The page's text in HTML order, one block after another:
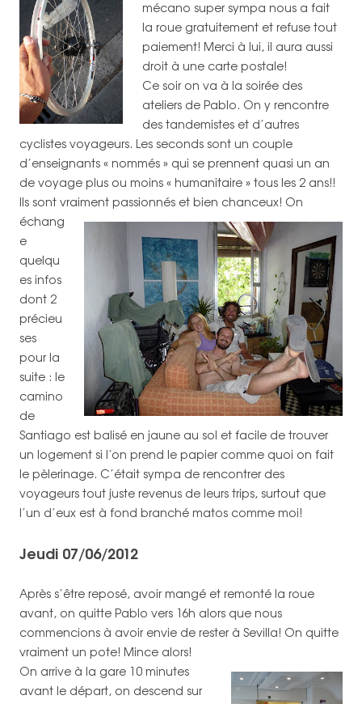
mécano super sympa nous a fait
la roue gratuitement et refuse tout
paiement! Merci à lui, il aura aussi
droit à une carte postale!
Ce soir on va à la soirée des
ateliers de Pablo. On y rencontre
des tandemistes et d’autres
cyclistes voyageurs. Les seconds sont un couple
d’enseignants « nommés » qui se prennent quasi un an
de voyage plus ou moins « humanitaire » tous les 2 ans!!
Ils sont vraiment passionnés et bien chanceux! On
échang
e
quelqu
es infos
dont 2
précieu
ses
pour la
suite : le
camino
de
Santiago est balisé en jaune au sol et facile de trouver
un logement si l’on prend le papier comme quoi on fait
le pèlerinage. C’était sympa de rencontrer des
voyageurs tout juste revenus de leurs trips, surtout que
l’un d’eux est à fond branché matos comme moi!
Jeudi 07/06/2012
Après s’être reposé, avoir mangé et remonté la roue
avant, on quitte Pablo vers 16h alors que nous
commencions à avoir envie de rester à Sevilla! On quitte
vraiment un pote! Mince alors!
On arrive à la gare 10 minutes
avant le départ, on descend sur